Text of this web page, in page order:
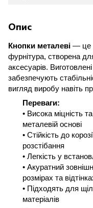
Опис
Кнопки металеві — це
фурнітура, створена
аксесуарів.
забезпечують
вигляд виробу навіть
Переваги:
• Висока міцність
металевій основі
• Стійкість до
розстібання
• Легкість у
• Акуратний
розмірах та
• Підходять для
матеріалів